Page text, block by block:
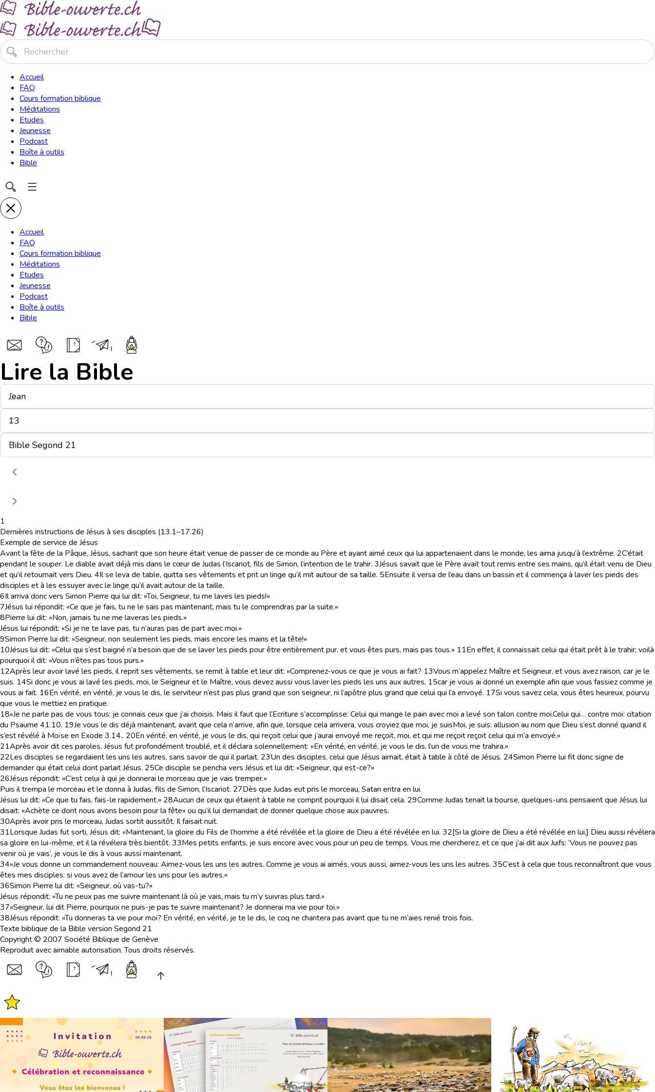
Accueil
FAQ
Cours formation biblique
Méditations
Etudes
Jeunesse
Podcast
Boîte à outils
Bible
Accueil
FAQ
Cours formation biblique
Méditations
Etudes
Jeunesse
Podcast
Boîte à outils
Bible
Lire la Bible
1
Dernières instructions de Jésus à ses disciples (13.1–17.26)
Exemple de service de Jésus
Avant la fête de la Pâque, Jésus, sachant que son heure était venue de passer de ce monde au Père et ayant aimé ceux qui lui appartenaient dans le monde, les aima jusqu’à l’extrême. 2C’était
pendant le souper. Le diable avait déjà mis dans le cœur de Judas l’Iscariot, fils de Simon, l’intention de le trahir. 3Jésus savait que le Père avait tout remis entre ses mains, qu’il était venu de Dieu
et qu’il retournait vers Dieu. 4Il se leva de table, quitta ses vêtements et prit un linge qu’il mit autour de sa taille. 5Ensuite il versa de l’eau dans un bassin et il commença à laver les pieds des
disciples et à les essuyer avec le linge qu’il avait autour de la taille.
6Il arriva donc vers Simon Pierre qui lui dit: «Toi, Seigneur, tu me laves les pieds!»
7Jésus lui répondit: «Ce que je fais, tu ne le sais pas maintenant, mais tu le comprendras par la suite.»
8Pierre lui dit: «Non, jamais tu ne me laveras les pieds.»
Jésus lui répondit: «Si je ne te lave pas, tu n’auras pas de part avec moi.»
9Simon Pierre lui dit: «Seigneur, non seulement les pieds, mais encore les mains et la tête!»
10Jésus lui dit: «Celui qui s’est baigné n’a besoin que de se laver les pieds pour être entièrement pur, et vous êtes purs, mais pas tous.» 11En effet, il connaissait celui qui était prêt à le trahir; voilà
pourquoi il dit: «Vous n’êtes pas tous purs.»
12Après leur avoir lavé les pieds, il reprit ses vêtements, se remit à table et leur dit: «Comprenez-vous ce que je vous ai fait? 13Vous m’appelez Maître et Seigneur, et vous avez raison, car je le
suis. 14Si donc je vous ai lavé les pieds, moi, le Seigneur et le Maître, vous devez aussi vous laver les pieds les uns aux autres, 15car je vous ai donné un exemple afin que vous fassiez comme je
vous ai fait. 16En vérité, en vérité, je vous le dis, le serviteur n’est pas plus grand que son seigneur, ni l’apôtre plus grand que celui qui l’a envoyé. 17Si vous savez cela, vous êtes heureux, pourvu
que vous le mettiez en pratique.
18»Je ne parle pas de vous tous: je connais ceux que j’ai choisis. Mais il faut que l’Ecriture s’accomplisse: Celui qui mange le pain avec moi a levé son talon contre moi.Celui qui… contre moi: citation
du Psaume 41.10. 19Je vous le dis déjà maintenant, avant que cela n’arrive, afin que, lorsque cela arrivera, vous croyiez que moi, je suisMoi, je suis: allusion au nom que Dieu s’est donné quand il
s’est révélé à Moïse en Exode 3.14.. 20En vérité, en vérité, je vous le dis, qui reçoit celui que j’aurai envoyé me reçoit, moi, et qui me reçoit reçoit celui qui m’a envoyé.»
21Après avoir dit ces paroles, Jésus fut profondément troublé, et il déclara solennellement: «En vérité, en vérité, je vous le dis, l’un de vous me trahira.»
22Les disciples se regardaient les uns les autres, sans savoir de qui il parlait. 23Un des disciples, celui que Jésus aimait, était à table à côté de Jésus. 24Simon Pierre lui fit donc signe de
demander qui était celui dont parlait Jésus. 25Ce disciple se pencha vers Jésus et lui dit: «Seigneur, qui est-ce?»
26Jésus répondit: «C’est celui à qui je donnerai le morceau que je vais tremper.»
Puis il trempa le morceau et le donna à Judas, fils de Simon, l’Iscariot. 27Dès que Judas eut pris le morceau, Satan entra en lui.
Jésus lui dit: «Ce que tu fais, fais-le rapidement.» 28Aucun de ceux qui étaient à table ne comprit pourquoi il lui disait cela. 29Comme Judas tenait la bourse, quelques-uns pensaient que Jésus lui
disait: «Achète ce dont nous avons besoin pour la fête» ou qu’il lui demandait de donner quelque chose aux pauvres.
30Après avoir pris le morceau, Judas sortit aussitôt. Il faisait nuit.
31Lorsque Judas fut sorti, Jésus dit: «Maintenant, la gloire du Fils de l’homme a été révélée et la gloire de Dieu a été révélée en lui. 32[Si la gloire de Dieu a été révélée en lui,] Dieu aussi révélera
sa gloire en lui-même, et il la révélera très bientôt. 33Mes petits enfants, je suis encore avec vous pour un peu de temps. Vous me chercherez, et ce que j’ai dit aux Juifs: ‘Vous ne pouvez pas
venir où je vais’, je vous le dis à vous aussi maintenant.
34»Je vous donne un commandement nouveau: Aimez-vous les uns les autres. Comme je vous ai aimés, vous aussi, aimez-vous les uns les autres. 35C’est à cela que tous reconnaîtront que vous
êtes mes disciples: si vous avez de l’amour les uns pour les autres.»
36Simon Pierre lui dit: «Seigneur, où vas-tu?»
Jésus répondit: «Tu ne peux pas me suivre maintenant là où je vais, mais tu m’y suivras plus tard.»
37«Seigneur, lui dit Pierre, pourquoi ne puis-je pas te suivre maintenant? Je donnerai ma vie pour toi.»
38Jésus répondit: «Tu donneras ta vie pour moi? En vérité, en vérité, je te le dis, le coq ne chantera pas avant que tu ne m’aies renié trois fois.
Texte biblique de la Bible version Segond 21
Copyright © 2007 Société Biblique de Genève
Reproduit avec aimable autorisation. Tous droits réservés.